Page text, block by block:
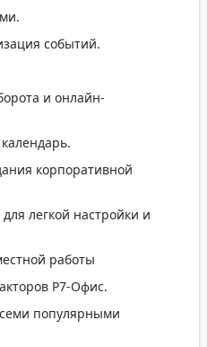
событий.
и онлайн-
корпоративной
легкой настройки и
работы
Р7-Офис.
популярными